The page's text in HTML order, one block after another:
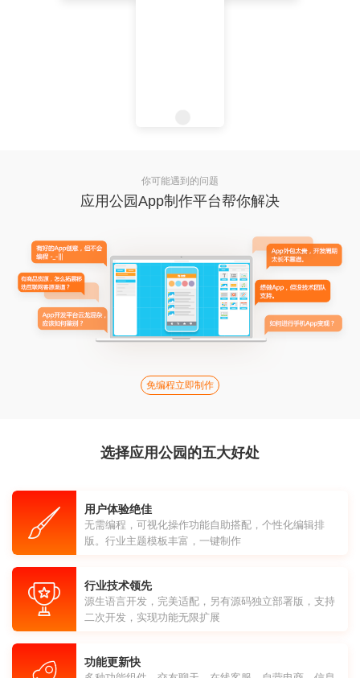
你可能遇到的问题
应用公园App制作平台帮你解决
免编程立即制作
选择应用公园的五大好处
用户体验绝佳
无需编程，可视化操作功能自助搭配，个性化编辑排
版。行业主题模板丰富，一键制作
行业技术领先
源生语言开发，完美适配，另有源码独立部署版，支持
二次开发，实现功能无限扩展
功能更新快